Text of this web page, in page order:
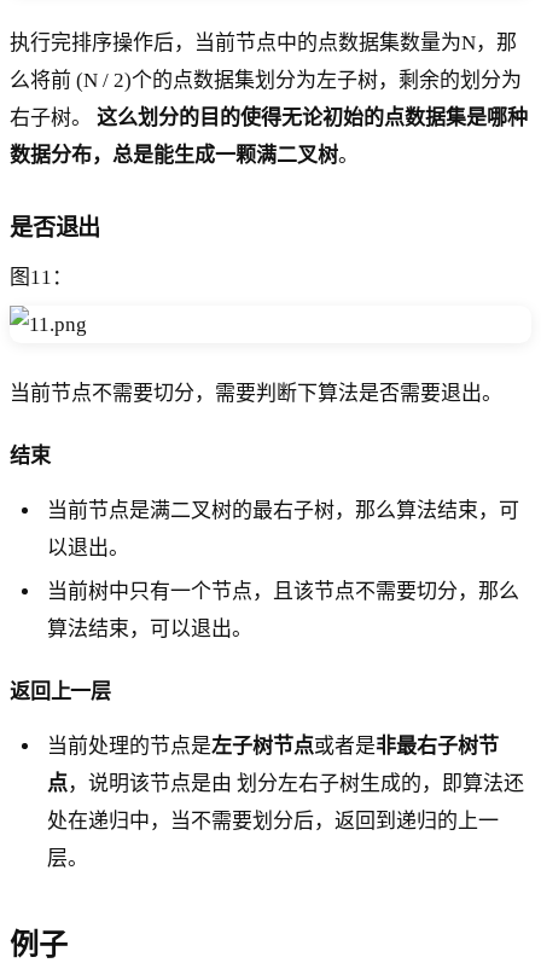
执行完排序操作后，当前节点中的点数据集数量为N，那
么将前 (N / 2)个的点数据集划分为左子树，剩余的划分为
右子树。 这么划分的目的使得无论初始的点数据集是哪种
数据分布，总是能生成一颗满二叉树。
是否退出
图11：
当前节点不需要切分，需要判断下算法是否需要退出。
结束
当前节点是满二叉树的最右子树，那么算法结束，可
以退出。
当前树中只有一个节点，且该节点不需要切分，那么
算法结束，可以退出。
返回上一层
当前处理的节点是左子树节点或者是非最右子树节
点，说明该节点是由 划分左右子树生成的，即算法还
处在递归中，当不需要划分后，返回到递归的上一
层。
例子